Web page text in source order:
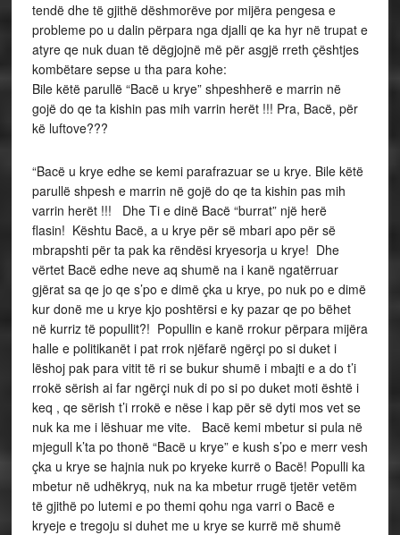
tendë dhe të gjithë dëshmorëve por mijëra pengesa e
probleme po u dalin përpara nga djalli qe ka hyr në trupat e
atyre qe nuk duan të dëgjojnë më për asgjë rreth çështjes
kombëtare sepse u tha para kohe:
Bile këtë parullë “Bacë u krye” shpeshherë e marrin në
gojë do qe ta kishin pas mih varrin herët !!! Pra, Bacë, për
kë luftove???
“Bacë u krye edhe se kemi parafrazuar se u krye. Bile këtë
parullë shpesh e marrin në gojë do qe ta kishin pas mih
varrin herët !!! Dhe Ti e dinë Bacë “burrat” një herë
flasin! Kështu Bacë, a u krye për së mbari apo për së
mbrapshti për ta pak ka rëndësi kryesorja u krye! Dhe
vërtet Bacë edhe neve aq shumë na i kanë ngatërruar
gjërat sa qe jo qe s’po e dimë çka u krye, po nuk po e dimë
kur donë me u krye kjo poshtërsi e ky pazar qe po bëhet
në kurriz të popullit?! Popullin e kanë rrokur përpara mijëra
halle e politikanët i pat rrok njëfarë ngërçi po si duket i
lëshoj pak para vitit të ri se bukur shumë i mbajti e a do t’i
rrokë sërish ai far ngërçi nuk di po si po duket moti është i
keq , qe sërish t’i rrokë e nëse i kap për së dyti mos vet se
nuk ka me i lëshuar me vite. Bacë kemi mbetur si pula në
mjegull k’ta po thonë “Bacë u krye” e kush s’po e merr vesh
çka u krye se hajnia nuk po kryeke kurrë o Bacë! Populli ka
mbetur në udhëkryq, nuk na ka mbetur rrugë tjetër vetëm
të gjithë po lutemi e po themi qohu nga varri o Bacë e
kryeje e tregoju si duhet me u krye se kurrë më shumë